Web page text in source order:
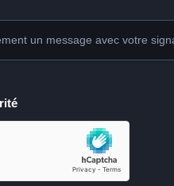
un message avec votre